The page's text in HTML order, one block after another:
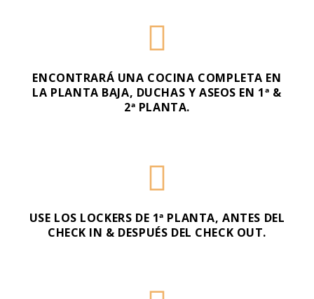
ENCONTRARÁ UNA COCINA COMPLETA EN
LA PLANTA BAJA, DUCHAS Y ASEOS EN 1ª &
2ª PLANTA.
USE LOS LOCKERS DE 1ª PLANTA, ANTES DEL
CHECK IN & DESPUÉS DEL CHECK OUT.